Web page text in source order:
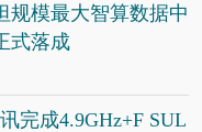
规模最大智算数据中
式落成
完成4.9GHz+F SUL